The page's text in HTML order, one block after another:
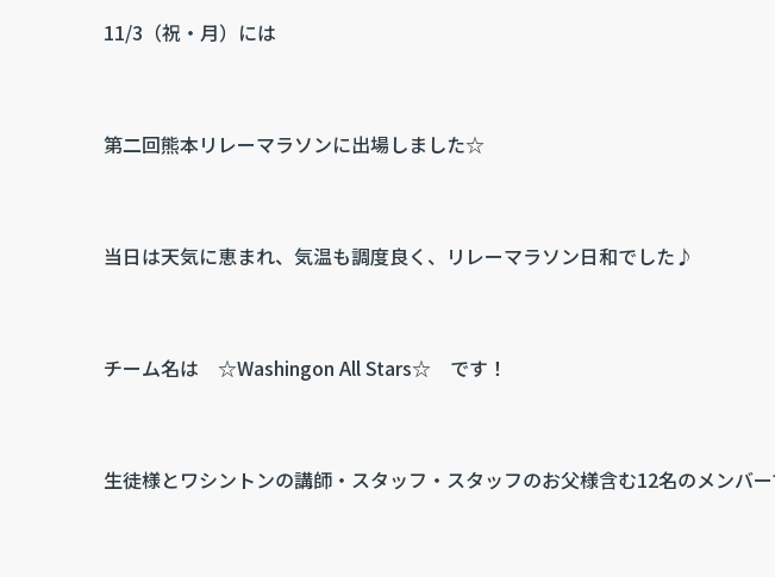
11/3（祝・月）には
第二回熊本リレーマラソンに出場しました☆
当日は天気に恵まれ、気温も調度良く、リレーマラソン日和でした♪
チーム名は ☆Washingon All Stars☆ です！
生徒様とワシントンの講師・スタッフ・スタッフのお父様含む12名のメンバ